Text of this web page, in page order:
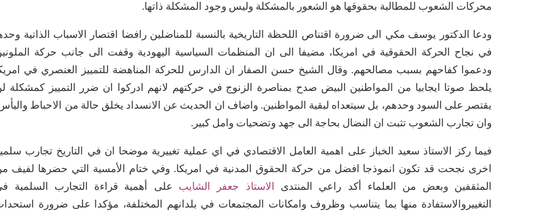
محركات الشعوب للمطالبة بحقوقها هو الشعور بالمشكلة وليس وجود المشكلة ذاتها.
ودعا الدكتور يوسف مكي الى ضرورة اقتناص اللحظة التاريخية بالنسبة للمناضلين رافضا اقتصار الاسباب الذاتية
في نجاح الحركة الحقوقية في امريكا، مضيفا الى ان المنظمات السياسية اليهودية وقفت الى جانب حركة
ودعموا كفاحهم بسبب مصالحهم. وقال الشيخ حسن الصفار ان الدارس للحركة المناهضة للتمييز العنصري في
يلحظ صوتا ايجابيا من المواطنين البيض صدح بمناصرة الزنوج في حركتهم لانهم ادركوا ان ضرر التمييز كمشكلة
يقتصر على السود وحدهم، بل سيتعداه لبقية المواطنين. واضاف ان الحديث عن الانسداد يخلق حالة من الاحباط
وان تجارب الشعوب تثبت ان النضال بحاجة الى جهد وتضحيات وامل كبير.
فيما ركز الاستاذ سعيد الخباز على اهمية العامل الاقتصادي في اي عملية تغييرية موضحا ان في التاريخ تجارب
اخرى نجحت قد تكون انموذجا افضل من حركة الحقوق المدنية في امريكا. وفي ختام الأمسية التي حضرها لفيف
المثقفين وبعض من العلماء أكد راعي المنتدى
الاستاذ جعفر الشايب على أهمية قراءة التجارب السلمية
التغييروالاستفادة منها بما يتناسب وظروف وامكانات المجتمعات في بلدانهم المختلفة، مؤكدا على ضرورة